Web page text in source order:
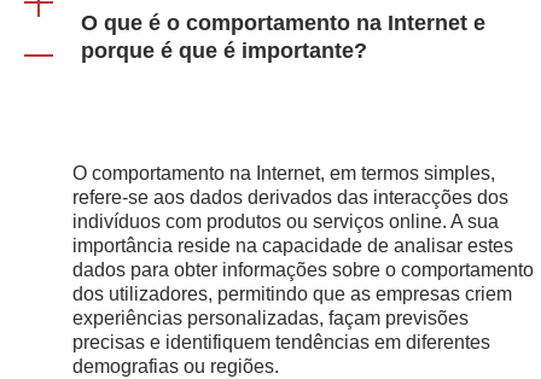
O que é o comportamento na Internet e
porque é que é importante?
O comportamento na Internet, em termos simples,
refere-se aos dados derivados das interacções dos
indivíduos com produtos ou serviços online. A sua
importância reside na capacidade de analisar estes
dados para obter informações sobre o comportamento
dos utilizadores, permitindo que as empresas criem
experiências personalizadas, façam previsões
precisas e identifiquem tendências em diferentes
demografias ou regiões.